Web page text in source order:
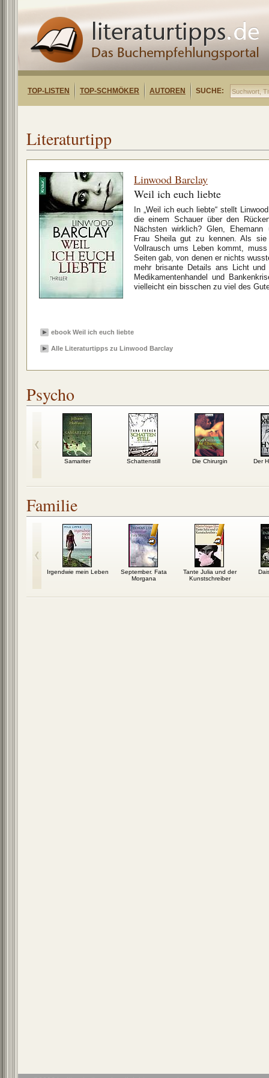
TOP-LISTEN TOP-SCHMÖKER AUTOREN SUCHE:
Literaturtipp
Linwood Barclay
Weil ich euch liebte
In „Weil ich euch liebte“ stellt
die einem Schauer über den
Nächsten wirklich? Glen,
Frau Sheila gut zu kennen. Als
Vollrausch ums Leben kommt,
Seiten gab, von denen er nichts
mehr brisante Details ans Licht
Medikamentenhandel und
vielleicht ein bisschen zu viel des
ebook Weil ich euch liebte
Alle Literaturtipps zu Linwood Barclay
Psycho
Samariter Schattenstill Die Chirurgin Der
Familie
Irgendwie mein Leben
September. Fata
Morgana
Tante Julia und der
Kunstschreiber